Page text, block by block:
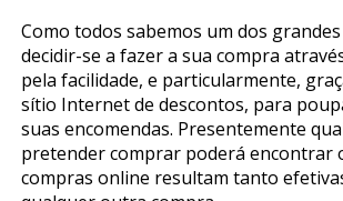
Como todos sabemos um dos
decidir-se a fazer a sua compra
pela facilidade, e particularmente,
sítio Internet de descontos, para
suas encomendas. Presentemente
pretender comprar poderá encontrar
compras online resultam tanto